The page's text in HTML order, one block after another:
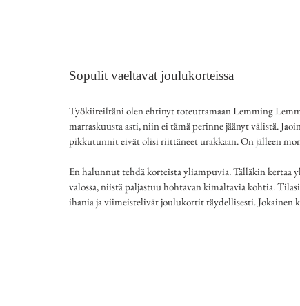
Sopulit vaeltavat joulukorteissa
Työkiireiltäni olen ehtinyt toteuttamaan Lemming
marraskuusta asti, niin ei tämä perinne jäänyt välistä.
pikkutunnit eivät olisi riittäneet urakkaan. On jälleen
En halunnut tehdä korteista yliampuvia. Tälläkin kertaa
valossa, niistä paljastuu hohtavan kimaltavia kohtia.
ihania ja viimeistelivät joulukortit täydellisesti. Jokainen